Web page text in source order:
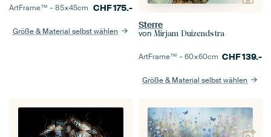
ArtFrame™ –85×45cm CHF175.-
Größe & Material selbst wählen
Sterre
von Mirjam Duizendstra
ArtFrame™ –60×60cm CHF139.-
Größe & Material selbst wählen